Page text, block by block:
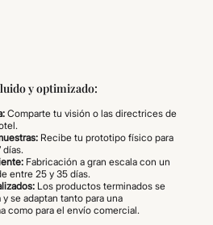
y optimizado:
Comparte tu visión o las directrices de
Recibe tu prototipo físico para
días.
Fabricación a gran escala con un
entre 25 y 35 días.
Los productos terminados se
se adaptan tanto para una
como para el envío comercial.